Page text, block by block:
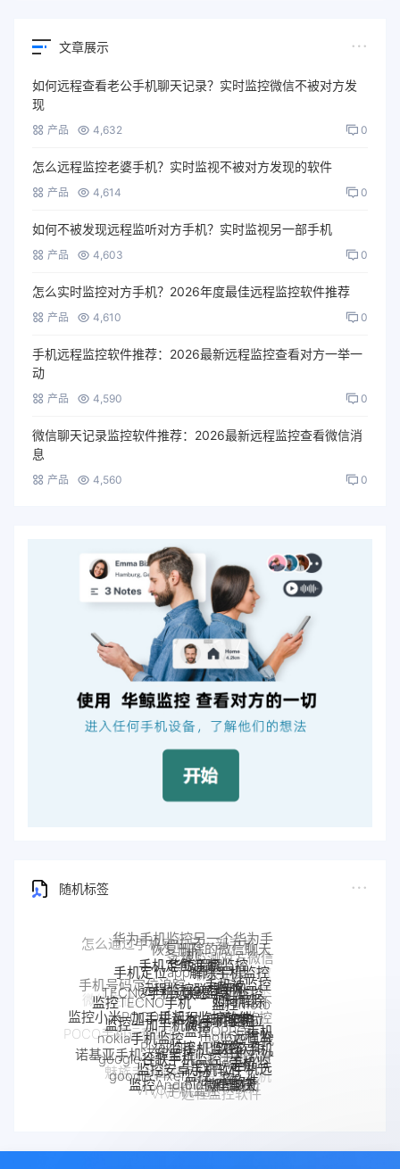
文章展示
如何远程查看老公手机聊天记录？实时监控微信不被对方发
现
产品 4,632 0
怎么远程监控老婆手机？实时监视不被对方发现的软件
产品 4,614 0
如何不被发现远程监听对方手机？实时监视另一部手机
产品 4,603 0
怎么实时监控对方手机？2026年度最佳远程监控软件推荐
产品 4,610 0
手机远程监控软件推荐：2026最新远程监控查看对方一举一
动
产品 4,590 0
微信聊天记录监控软件推荐：2026最新远程监控查看微信消
息
产品 4,560 0
随机标签
手机号码定位追踪
手机定位app
手机定位追踪
华鲸手机监控
解除手机监控
监听
手机被监控
如何解除
手机是不
是被监控
了
手机被别人
监控了怎么
解除
小米POCO远程控制
POCO手机远程监控
监控小米POCO手机
监控TECNO手机
TECNO手机远程监控
远程监控联想手机
联想手机监控
监控moto
手机
摩托罗拉
moto远程监
控
监控真我
手机软件
真我手机远程
监控别人手机
realme手机
监控
怎么远程监控中兴
中兴myos手机监控
魅族手机怎么远程监控另一台手
机
魅族手机监控
诺基亚手机远程监控
nokia手机监控
监控一加手机微信
一加手机远程监控软件
一加手机监控
监控OPPO手机
软件
OPPO手机
定位
OPPO手机远
程监控
手机窃听
VIVO远程监控软件
VIVO手机监控
google Pixel监控
google谷歌手机监控
Pixel监控APP
Pixel手机监控软件
google手机监
控
Android软件
监控Android微信聊天
监控安卓手机软件